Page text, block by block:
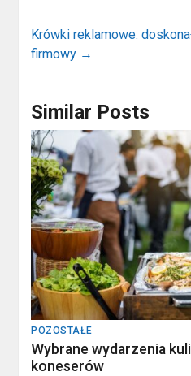
Krówki reklamowe:
firmowy →
Similar Posts
POZOSTAŁE
Wybrane wydarzenia
koneserów